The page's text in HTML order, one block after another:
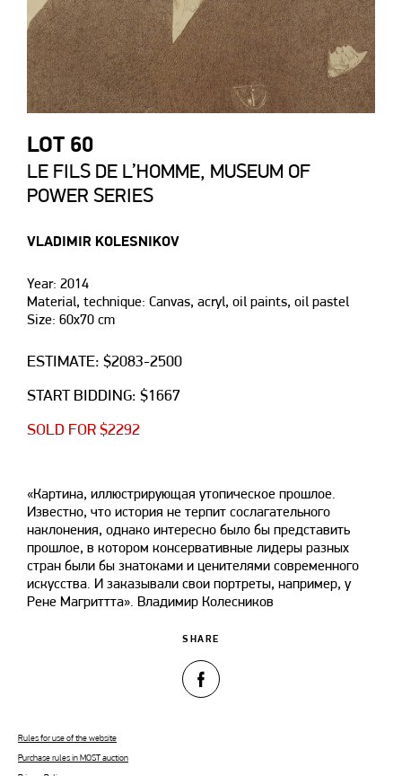
VLADIMIR KOLESNIKOV
LE FILS DE L’HOMME, MUSEUM OF
POWER SERIES
LOT 60
Year: 2014
Material, technique: Canvas, acryl, oil paints, oil pastel
Size: 60х70 cm
ESTIMATE: $2083-2500
START BIDDING: $1667
SOLD FOR $2292
«Картина, иллюстрирующая утопическое прошлое.
Известно, что история не терпит сослагательного
наклонения, однако интересно было бы представить
прошлое, в котором консервативные лидеры разных
стран были бы знатоками и ценителями современного
искусства. И заказывали свои портреты, например, у
Рене Магриттта». Владимир Колесников
SHARE
Rules for use of the website
Purchase rules in MOST auction